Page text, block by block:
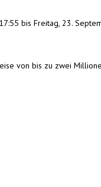
bis Freitag, 23.
von bis zu zwei